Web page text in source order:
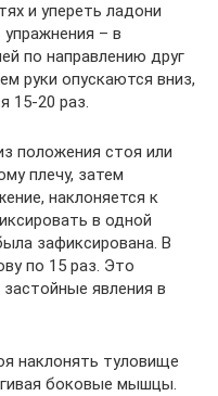
и упереть ладони
– в
по направлению друг
руки опускаются вниз,
15-20 раз.
положения стоя или
плечу, затем
наклоняется к
в одной
зафиксирована. В
по 15 раз. Это
явления в
наклонять туловище
боковые мышцы.